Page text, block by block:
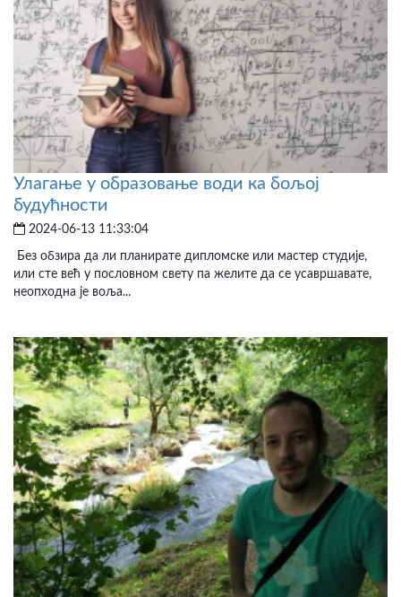
Улагање у образовање води ка бољој
будућности
2024-06-13 11:33:04
Без обзира да ли планирате дипломске или мастер студије,
или сте већ у пословном свету па желите да се усавршавате,
неопходна је воља...